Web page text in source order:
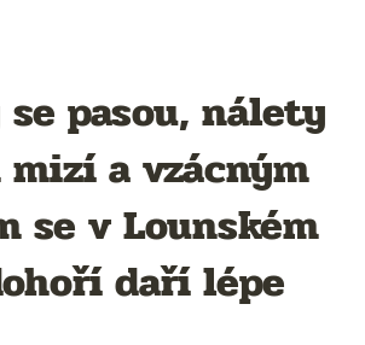
se pasou, nálety
a vzácným
se v Lounském
daří lépe